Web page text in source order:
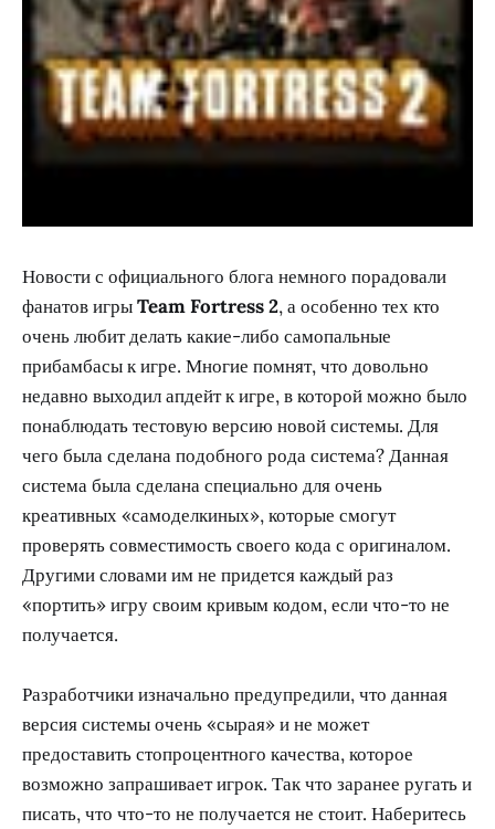
Новости с официального блога немного порадовали
фанатов игрыTeam Fortress 2, а особенно тех кто
очень любит делать какие-либо самопальные
прибамбасы к игре. Многие помнят, что довольно
недавно выходил апдейт к игре, в которой можно было
понаблюдать тестовую версию новой системы. Для
чего была сделана подобного рода система? Данная
система была сделана специально для очень
креативных «самоделкиных», которые смогут
проверять совместимость своего кода с оригиналом.
Другими словами им не придется каждый раз
«портить» игру своим кривым кодом, если что-то не
получается.
Разработчики изначально предупредили, что данная
версия системы очень «сырая» и не может
предоставить стопроцентного качества, которое
возможно запрашивает игрок. Так что заранее ругать и
писать, что что-то не получается не стоит. Наберитесь